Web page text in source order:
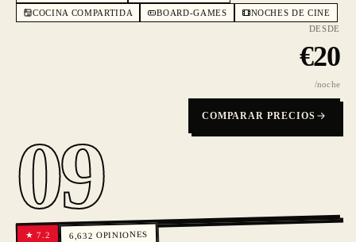
COCINA COMPARTIDA
BOARD-GAMES
NOCHES DE CINE
DESDE
€20
/noche
COMPARAR PRECIOS
09
★7.2 6,632 OPINIONES